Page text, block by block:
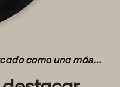
como una más…